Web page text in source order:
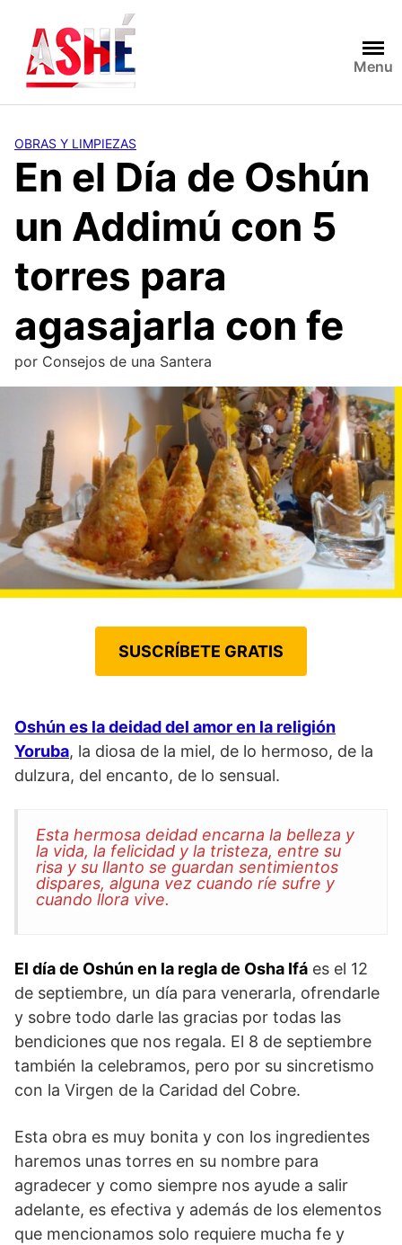
contenido
Menu
OBRAS Y LIMPIEZAS
En el Día de Oshún
un Addimú con 5
torres para
agasajarla con fe
por Consejos de una Santera
SUSCRÍBETE GRATIS
Oshún es la deidad del amor en la religión
Yoruba, la diosa de la miel, de lo hermoso, de la
dulzura, del encanto, de lo sensual.
Esta hermosa deidad encarna la belleza y
la vida, la felicidad y la tristeza, entre su
risa y su llanto se guardan sentimientos
dispares, alguna vez cuando ríe sufre y
cuando llora vive.
El día de Oshún en la regla de Osha Ifá es el 12
de septiembre, un día para venerarla, ofrendarle
y sobre todo darle las gracias por todas las
bendiciones que nos regala. El 8 de septiembre
también la celebramos, pero por su sincretismo
con la Virgen de la Caridad del Cobre.
Esta obra es muy bonita y con los ingredientes
haremos unas torres en su nombre para
agradecer y como siempre nos ayude a salir
adelante, es efectiva y además de los elementos
que mencionamos solo requiere mucha fe y